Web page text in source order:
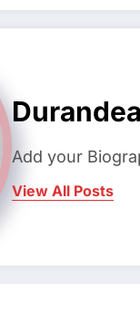
Add your
View All Posts